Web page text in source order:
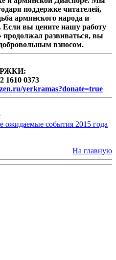
поддержке читателей,
армянского народа и
Если вы цените нашу работу
продолжал развиваться, вы
взносом.
1610 0373
yerkramas?donate=true
события 2015 года
На главную